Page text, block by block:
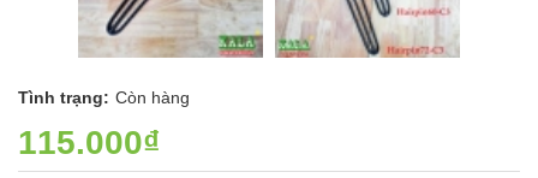
Tình trạng: Còn hàng
115.000₫